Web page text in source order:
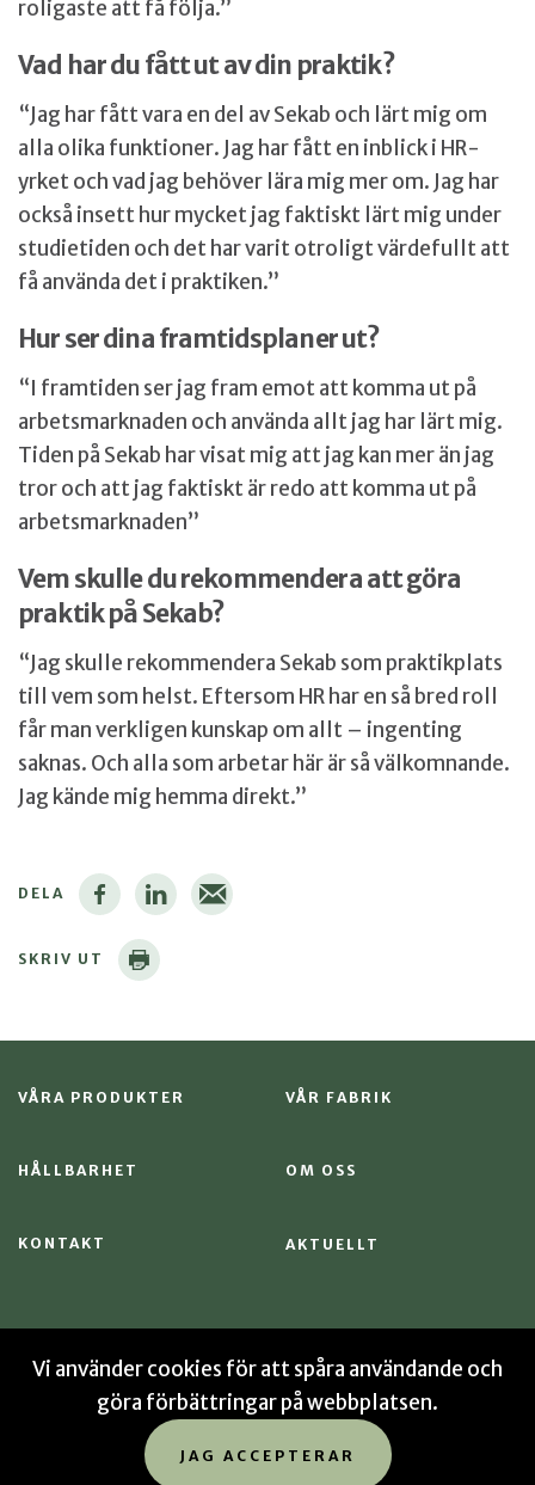
Vi använder cookies för att spåra användande och
göra förbättringar på webbplatsen.
JAG ACCEPTERAR
roligaste att få följa.”
Vad har du fått ut av din praktik?
“Jag har fått vara en del av Sekab och lärt mig om
alla olika funktioner. Jag har fått en inblick i HR-
yrket och vad jag behöver lära mig mer om. Jag har
också insett hur mycket jag faktiskt lärt mig under
studietiden och det har varit otroligt värdefullt att
få använda det i praktiken.”
Hur ser dina framtidsplaner ut?
“I framtiden ser jag fram emot att komma ut på
arbetsmarknaden och använda allt jag har lärt mig.
Tiden på Sekab har visat mig att jag kan mer än jag
tror och att jag faktiskt är redo att komma ut på
arbetsmarknaden”
Vem skulle du rekommendera att göra
praktik på Sekab?
“Jag skulle rekommendera Sekab som praktikplats
till vem som helst. Eftersom HR har en så bred roll
får man verkligen kunskap om allt – ingenting
saknas. Och alla som arbetar här är så välkomnande.
Jag kände mig hemma direkt.”
DELA
SKRIV UT
VÅRA PRODUKTER VÅR FABRIK
HÅLLBARHET OM OSS
KONTAKT AKTUELLT
© 2026 Sekab
Cookies Sitemap